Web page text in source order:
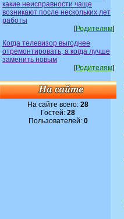
какие неисправности чаще
возникают после нескольких лет
работы
[Родителям]
Когда телевизор выгоднее
отремонтировать, а когда лучше
заменить новым
[Родителям]
На сайте всего:28
Гостей:28
Пользователей: 0